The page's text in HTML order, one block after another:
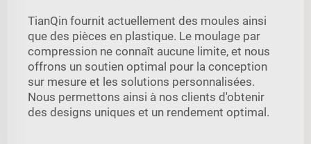
TianQin fournit actuellement des moules ainsi
que des pièces en plastique. Le moulage par
compression ne connaît aucune limite, et nous
offrons un soutien optimal pour la conception
sur mesure et les solutions personnalisées.
Nous permettons ainsi à nos clients d'obtenir
des designs uniques et un rendement optimal.